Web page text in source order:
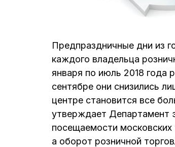
Предпраздничные дни из
каждого владельца
января по июль 2018 года
сентябре они снизились
центре становится все
утверждает Департамент
посещаемости
а оборот розничной